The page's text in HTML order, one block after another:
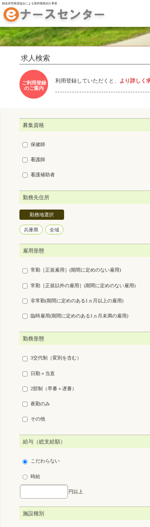
都道府県看護協会による無料職業紹介事業
求人検索
ご利用登録
のご案内
利用登録していただくと、 より詳しく
募集資格
保健師
看護師
看護補助者
勤務先住所
勤務地選択
兵庫県 全域
雇用形態
常勤［正規雇用］(期間に定めのない雇用)
常勤［正規以外の雇用］(期間に定めのない雇用)
非常勤(期間に定めのある1ヵ月以上の雇用)
臨時雇用(期間に定めのある1ヵ月未満の雇用)
勤務形態
3交代制（変則を含む）
日勤＋当直
2部制（早番＋遅番）
夜勤のみ
その他
給与（総支給額）
こだわらない
時給
円以上
施設種別